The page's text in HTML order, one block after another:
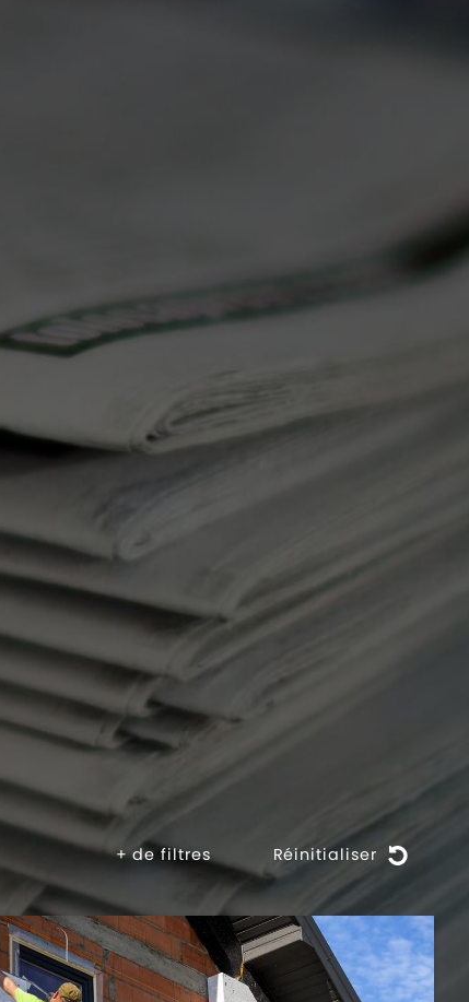
+de filtres Réinitialiser